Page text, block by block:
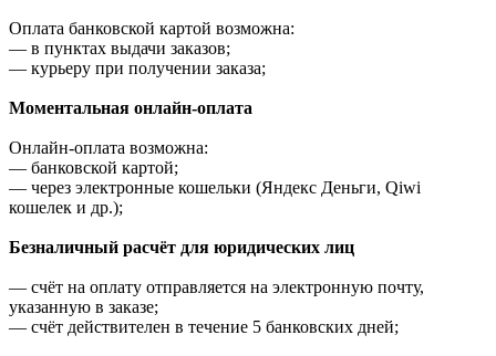
Оплата банковской картой возможна:
— в пунктах выдачи заказов;
— курьеру при получении заказа;
Моментальная онлайн-оплата
Онлайн-оплата возможна:
— банковской картой;
— через электронные кошельки (Яндекс Деньги, Qiwi
кошелек и др.);
Безналичный расчёт для юридических лиц
— счёт на оплату отправляется на электронную почту,
указанную в заказе;
— счёт действителен в течение 5 банковских дней;